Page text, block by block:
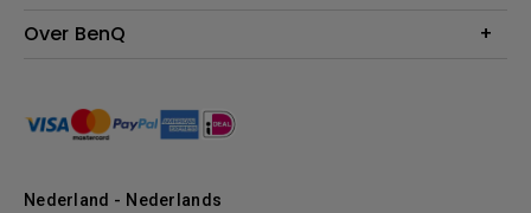
BenQ Shop - Retourneren
Evenementen & Promoties
Over BenQ
Management
Nieuws
Werken bij BenQ
Nederland - Nederlands